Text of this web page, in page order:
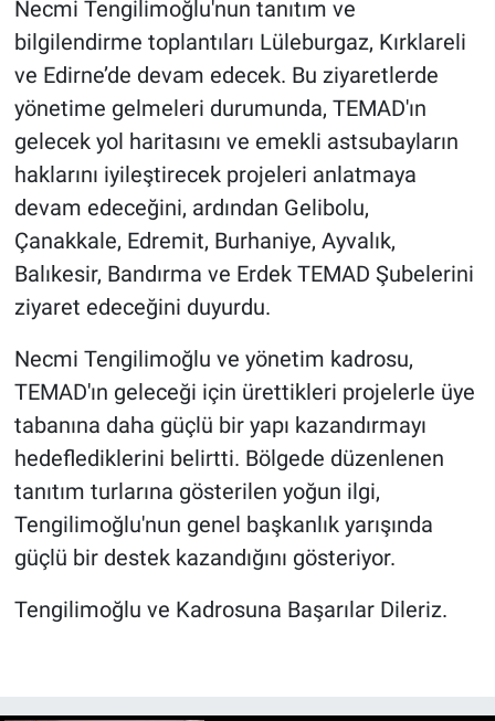
Necmi Tengilimoğlu'nun tanıtım ve
bilgilendirme toplantıları Lüleburgaz, Kırklareli
ve Edirne’de devam edecek. Bu ziyaretlerde
yönetime gelmeleri durumunda, TEMAD'ın
gelecek yol haritasını ve emekli astsubayların
haklarını iyileştirecek projeleri anlatmaya
devam edeceğini, ardından Gelibolu,
Çanakkale, Edremit, Burhaniye, Ayvalık,
Balıkesir, Bandırma ve Erdek TEMAD Şubelerini
ziyaret edeceğini duyurdu.
Necmi Tengilimoğlu ve yönetim kadrosu,
TEMAD'ın geleceği için ürettikleri projelerle üye
tabanına daha güçlü bir yapı kazandırmayı
hedeflediklerini belirtti. Bölgede düzenlenen
tanıtım turlarına gösterilen yoğun ilgi,
Tengilimoğlu'nun genel başkanlık yarışında
güçlü bir destek kazandığını gösteriyor.
Tengilimoğlu ve Kadrosuna Başarılar Dileriz.